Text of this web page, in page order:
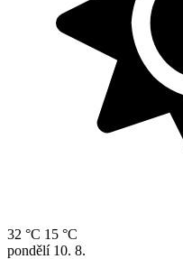
32 °C 15 °C
pondělí 10. 8.